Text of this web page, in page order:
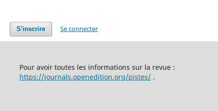
S'inscrire Se connecter
Pour avoir toutes les informations sur la revue :
https://journals.openedition.org/pistes/.